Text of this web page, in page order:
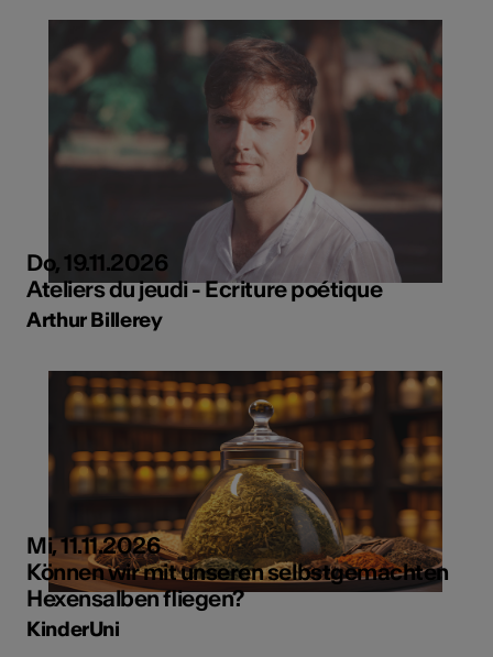
Do, 19.11.2026
Ateliers du jeudi - Ecriture poétique
Arthur Billerey
Mi, 11.11.2026
Können wir mit unseren selbstgemachten
Hexensalben fliegen?
KinderUni